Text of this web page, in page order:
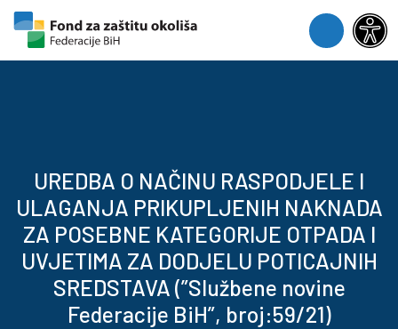
Skip to content
Skip to footer
Menu
UREDBA O NAČINU RASPODJELE I
ULAGANJA PRIKUPLJENIH NAKNADA
ZA POSEBNE KATEGORIJE OTPADA I
UVJETIMA ZA DODJELU POTICAJNIH
SREDSTAVA (”Službene novine
Federacije BiH”, broj:59/21)